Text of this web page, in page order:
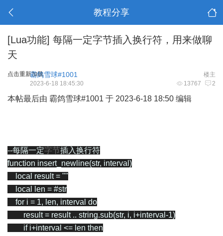
教程分享
[Lua功能] 每隔一定字节插入换行符，用来做聊
天
点击重新加载 楼主
霸鸽雪球#1001
13767 2
2023-6-18 18:45:30
本帖最后由 霸鸽雪球#1001 于 2023-6-18 18:50 编辑
--每隔一定字节插入换行符
function insert_newline(str, interval )
local result = ""
local
len = #str
for i = 1, len, interval do
result = result .. string.sub(str, i, i+interval -1)
if i+interval <= len then